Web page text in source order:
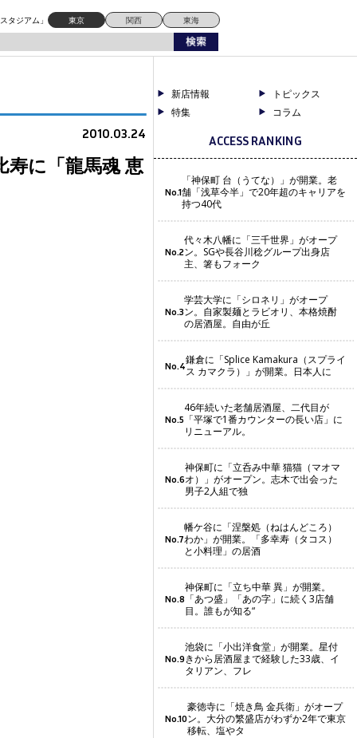
タジアム」 東京 関西 東海
2010.03.24
寿に「龍馬魂 恵
新店情報
トピックス
特集
コラム
ACCESS RANKING
No.1
「神保町 台（うてな）」が開業。老
舗「浅草今半」で20年超のキャリアを
持つ40代
No.2
代々木八幡に「三千世界」がオープ
ン。SGや長谷川稔グループ出身店
主、箸もフォーク
No.3
学芸大学に「シロネリ」がオープ
ン。自家製麺とラビオリ、本格焼酎
の居酒屋。自由が丘
No.4鎌倉に「Splice Kamakura（スプライ
ス カマクラ）」が開業。日本人に
No.5
46年続いた老舗居酒屋、二代目が
「平塚で1番カウンターの長い店」に
リニューアル。
No.6
神保町に「立呑み中華 猫猫（マオマ
オ）」がオープン。志木で出会った
男子2人組で独
No.7
幡ケ谷に「涅槃処（ねはんどころ）
わか」が開業。「多幸寿（タコス）
と小料理」の居酒
No.8
神保町に「立ち中華 異」が開業。
「あつ盛」「あの字」に続く3店舗
目。誰もが知る“
No.9
池袋に「小出洋食堂」が開業。星付
きから居酒屋まで経験した33歳、イ
タリアン、フレ
No.10
豪徳寺に「焼き鳥 金兵衛」がオープ
ン。大分の繁盛店がわずか2年で東京
移転、塩やタ